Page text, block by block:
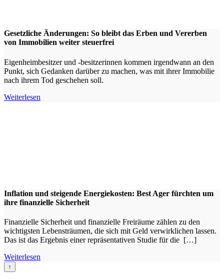
Gesetzliche Änderungen: So bleibt das Erben und Vererben
von Immobilien weiter steuerfrei
Eigenheimbesitzer und -besitzerinnen kommen irgendwann an den
Punkt, sich Gedanken darüber zu machen, was mit ihrer Immobilie
nach ihrem Tod geschehen soll.
Weiterlesen
Inflation und steigende Energiekosten: Best Ager fürchten um
ihre finanzielle Sicherheit
Finanzielle Sicherheit und finanzielle Freiräume zählen zu den
wichtigsten Lebensträumen, die sich mit Geld verwirklichen lassen.
Das ist das Ergebnis einer repräsentativen Studie für die […]
Weiterlesen
↑